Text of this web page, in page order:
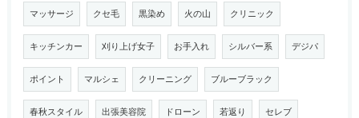
マッサージ クセ毛 黒染め 火の山 クリニック
キッチンカー 刈り上げ女子 お手入れ シルバー系 デジパ
ポイント マルシェ クリーニング ブルーブラック
春秋スタイル 出張美容院 ドローン 若返り セレブ